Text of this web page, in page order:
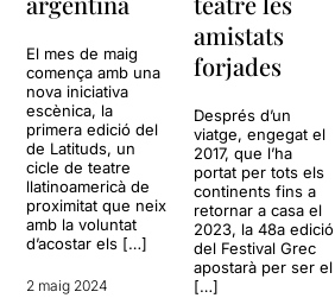
El mes de maig
comença amb una
nova iniciativa
escènica, la
primera edició del
de Latituds, un
cicle de teatre
llatinoamericà de
proximitat que neix
amb la voluntat
d’acostar els […]
2 maig 2024
amistats
forjades
Després d’un
viatge, engegat el
2017, que l’ha
portat per tots els
continents fins a
retornar a casa el
2023, la 48a edició
del Festival Grec
apostarà per ser el
[…]